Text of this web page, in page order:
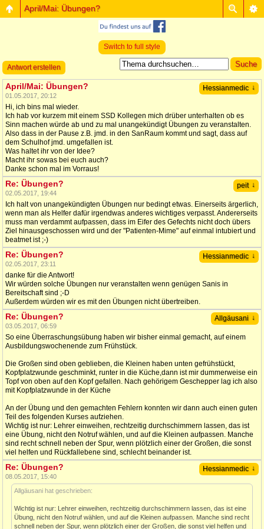
April/Mai: Übungen?
Switch to full style
Antwort erstellen
Hessianmedic ↓
April/Mai: Übungen?
01.05.2017, 20:12
Hi, ich bins mal wieder.
Ich hab vor kurzem mit einem SSD Kollegen mich drüber unterhalten ob es
Sinn machen würde ab und zu mal unangekündigt Übungen zu veranstalten.
Also dass in der Pause z.B. jmd. in den SanRaum kommt und sagt, dass auf
dem Schulhof jmd. umgefallen ist.
Was haltet ihr von der Idee?
Macht ihr sowas bei euch auch?
Danke schon mal im Vorraus!
peit ↓
Re: Übungen?
02.05.2017, 19:44
Ich halt von unangekündigten Übungen nur bedingt etwas. Einerseits ärgerlich,
wenn man als Helfer dafür irgendwas anderes wichtiges verpasst. Andererseits
muss man verdammt aufpassen, dass im Eifer des Gefechts nicht doch übers
Ziel hinausgeschossen wird und der "Patienten-Mime" auf einmal intubiert und
beatmet ist ;-)
Hessianmedic ↓
Re: Übungen?
02.05.2017, 23:11
danke für die Antwort!
Wir würden solche Übungen nur veranstalten wenn genügen Sanis in
Bereitschaft sind ;-D
Außerdem würden wir es mit den Übungen nicht übertreiben.
Allgäusani ↓
Re: Übungen?
03.05.2017, 06:59
So eine Überraschungsübung haben wir bisher einmal gemacht, auf einem
Ausbildungswochenende zum Frühstück.
Die Großen sind oben geblieben, die Kleinen haben unten gefrühstückt,
Kopfplatzwunde geschminkt, runter in die Küche,dann ist mir dummerweise ein
Topf von oben auf den Kopf gefallen. Nach gehörigem Geschepper lag ich also
mit Kopfplatzwunde in der Küche
An der Übung und den gemachten Fehlern konnten wir dann auch einen guten
Teil des folgenden Kurses aufziehen.
Wichtig ist nur: Lehrer einweihen, rechtzeitig durchschimmern lassen, das ist
eine Übung, nicht den Notruf wählen, und auf die Kleinen aufpassen. Manche
sind recht schnell neben der Spur, wenn plötzlich einer der Großen, die sonst
viel helfen und Rückfallebene sind, schlecht beinander ist.
Hessianmedic ↓
Re: Übungen?
08.05.2017, 15:40
Allgäusani hat geschrieben:
Wichtig ist nur: Lehrer einweihen, rechtzeitig durchschimmern lassen, das ist eine
Übung, nicht den Notruf wählen, und auf die Kleinen aufpassen. Manche sind recht
schnell neben der Spur, wenn plötzlich einer der Großen, die sonst viel helfen und